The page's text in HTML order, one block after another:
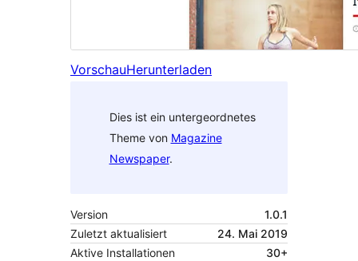
VorschauHerunterladen
Dies ist ein untergeordnetes
Theme von Magazine
Newspaper.
Version
1.0.1
Zuletzt aktualisiert
24. Mai 2019
Aktive Installationen
30+